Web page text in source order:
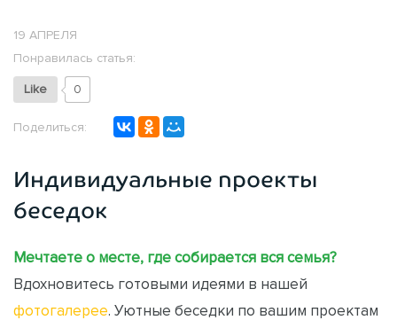
19 АПРЕЛЯ
Понравилась статья:
Like 0
Поделиться:
Индивидуальные проекты
беседок
Мечтаете о месте, где собирается вся семья?
Вдохновитесь готовыми идеями в нашей
фотогалерее. Уютные беседки по вашим проектам